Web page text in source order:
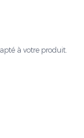
à votre produit.